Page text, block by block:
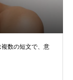
数の短文で、意